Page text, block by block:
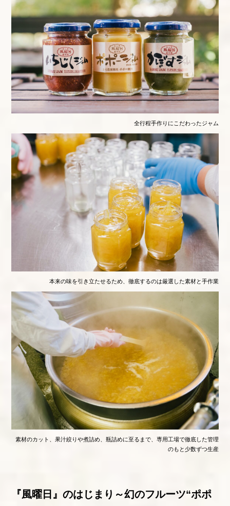
全行程手作りにこだわったジャム
本来の味を引き立たせるため、徹底するのは厳選した素材と手作業
素材のカット、果汁絞りや煮詰め、瓶詰めに至るまで、専用工場で徹底した管理
のもと少数ずつ生産
『風曜日』のはじまり～幻のフルーツ“ポポ